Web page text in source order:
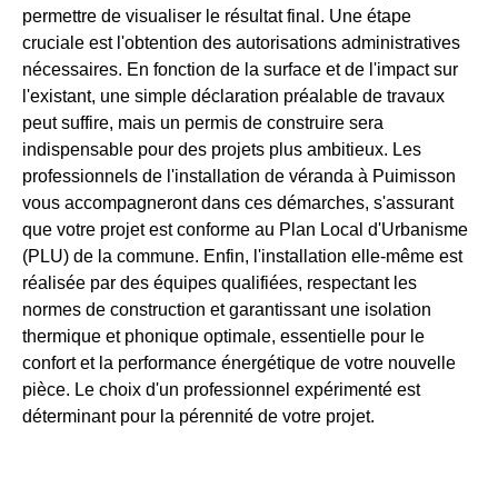
permettre de visualiser le résultat final. Une étape
cruciale est l'obtention des autorisations administratives
nécessaires. En fonction de la surface et de l'impact sur
l'existant, une simple déclaration préalable de travaux
peut suffire, mais un permis de construire sera
indispensable pour des projets plus ambitieux. Les
professionnels de l'installation de véranda à Puimisson
vous accompagneront dans ces démarches, s'assurant
que votre projet est conforme au Plan Local d'Urbanisme
(PLU) de la commune. Enfin, l'installation elle-même est
réalisée par des équipes qualifiées, respectant les
normes de construction et garantissant une isolation
thermique et phonique optimale, essentielle pour le
confort et la performance énergétique de votre nouvelle
pièce. Le choix d'un professionnel expérimenté est
déterminant pour la pérennité de votre projet.